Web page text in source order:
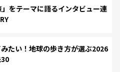
をテーマに語るインタビュー連
たい！地球の歩き方が選ぶ2026